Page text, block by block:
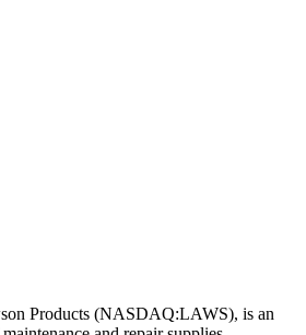
Products (NASDAQ:LAWS), is an